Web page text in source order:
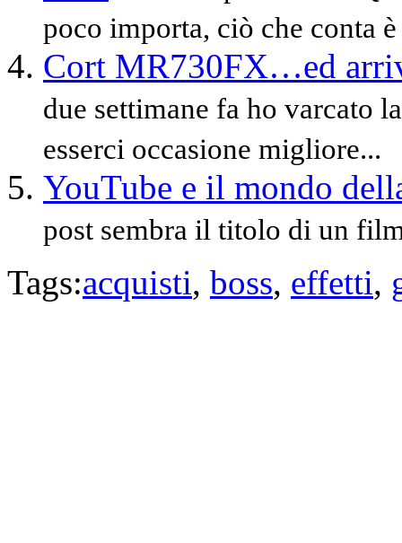
poco importa, ciò che conta
Cort MR730FX…ed
due settimane fa ho varcato
esserci occasione migliore...
YouTube e il mondo
post sembra il titolo di un
Tags:acquisti, boss, effetti,